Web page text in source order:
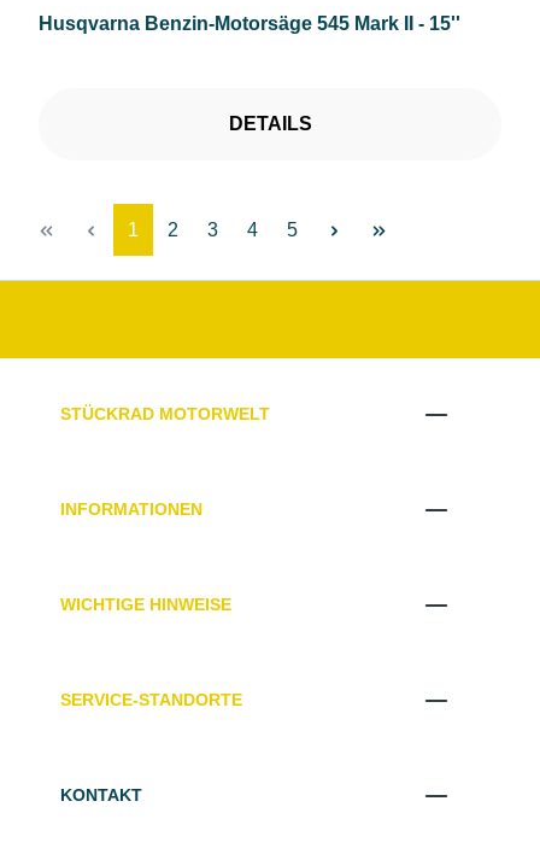
Husqvarna Benzin-Motorsäge 545 Mark II - 15''
DETAILS
Seite
1 Seite
2 Seite
3 Seite
4 Seite
5
STÜCKRAD MOTORWELT
INFORMATIONEN
WICHTIGE HINWEISE
SERVICE-STANDORTE
KONTAKT